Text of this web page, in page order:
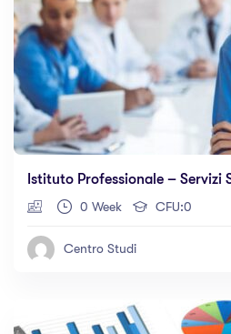
Istituto Professionale – Servizi
0 Week CFU:0
Centro Studi